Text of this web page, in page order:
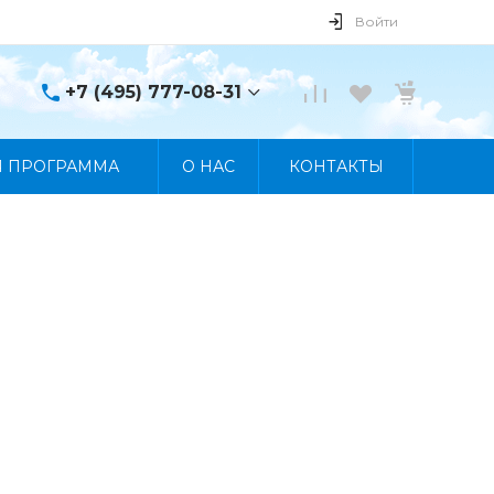
Войти
+7 (495) 777-08-31
+7 (495) 777-08-31
ПРОГРАММА О НАС КОНТАКТЫ